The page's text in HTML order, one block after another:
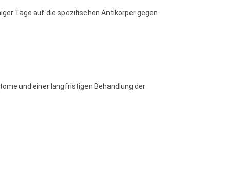
Tage auf die spezifischen Antikörper gegen
und einer langfristigen Behandlung der